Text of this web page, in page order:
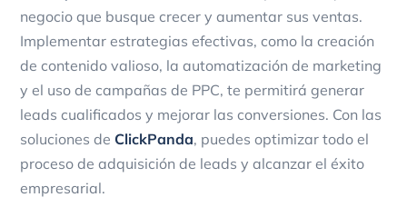
negocio que busque crecer y aumentar sus ventas.
Implementar estrategias efectivas, como la creación
de contenido valioso, la automatización de marketing
y el uso de campañas de PPC, te permitirá generar
leads cualificados y mejorar las conversiones. Con las
soluciones de ClickPanda, puedes optimizar todo el
proceso de adquisición de leads y alcanzar el éxito
empresarial.